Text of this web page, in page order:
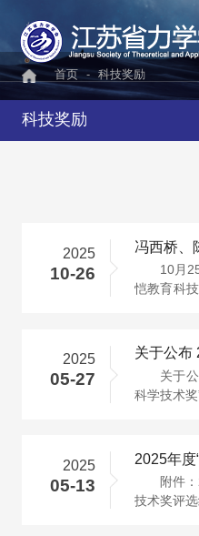
首页 - 科技奖励
科技奖励
2025
10-26
10月
恺教育科
2025
05-27
关于
科学技术
2025
05-13
附件
技术奖评